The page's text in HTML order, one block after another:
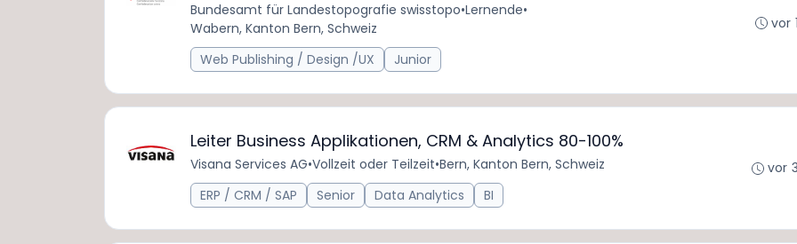
Bundesamt für Landestopografie swisstopo•Lernende•
Wabern, Kanton Bern, Schweiz
Web Publishing / Design /UX
Junior
vor
Leiter Business Applikationen, CRM & Analytics 80-100%
Visana Services AG•Vollzeit oder Teilzeit•Bern, Kanton Bern, Schweiz
ERP / CRM / SAP
Senior Data Analytics BI
vor